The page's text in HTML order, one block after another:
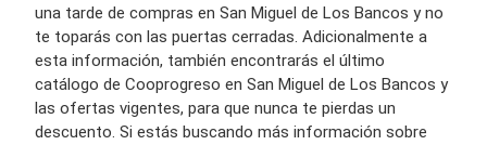
una tarde de compras en San Miguel de Los Bancos y no
te toparás con las puertas cerradas. Adicionalmente a
esta información, también encontrarás el último
catálogo de Cooprogreso en San Miguel de Los Bancos y
las ofertas vigentes, para que nunca te pierdas un
descuento. Si estás buscando más información sobre